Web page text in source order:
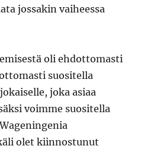
jossakin vaiheessa
oli ehdottomasti
suositella
joka asiaa
voimme suositella
olet kiinnostunut